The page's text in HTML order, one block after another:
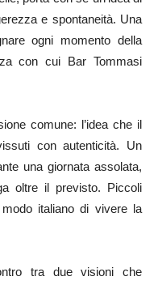
e spontaneità. Una
ogni momento della
con cui Bar Tommasi
comune: l’idea che il
con autenticità. Un
una giornata assolata,
oltre il previsto. Piccoli
italiano di vivere la
tra due visioni che